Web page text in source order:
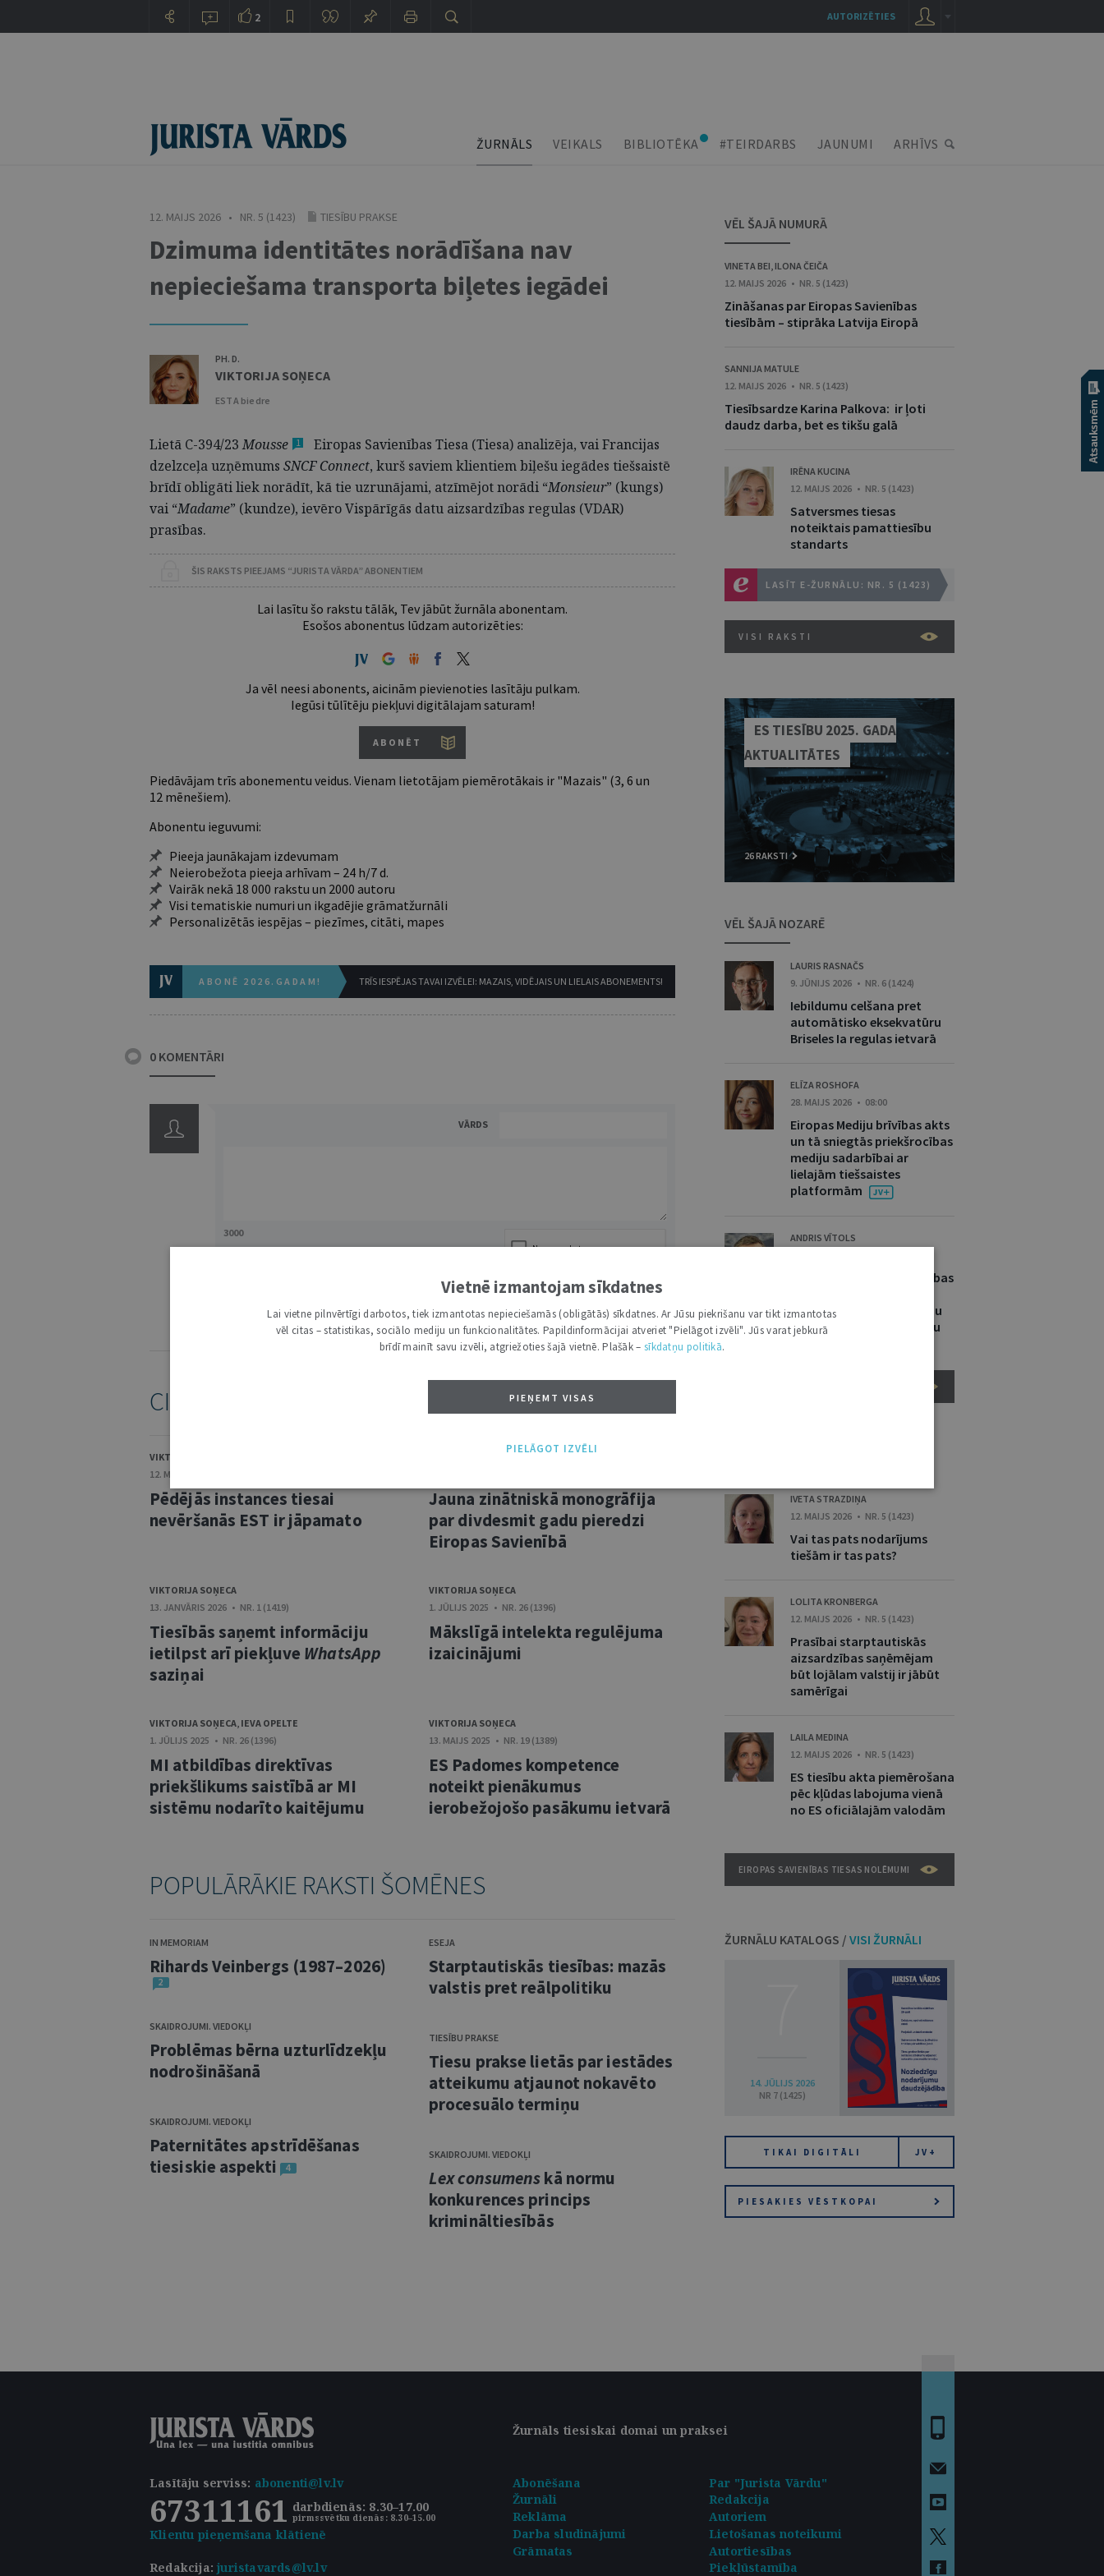
ŽURNĀLS VEIKALS BIBLIOTĒKA #TEIRDARBS JAUNUMI ARHĪVS
12. MAIJS 2026 • NR. 5 (1423) TIESĪBU PRAKSE
Dzimuma identitātes norādīšana nav
nepieciešama transporta biļetes iegādei
PH. D.
VIKTORIJA SOŅECA
ESTA biedre
Lietā C-394/23Mousse 1
Eiropas Savienības Tiesa (Tiesa) analizēja, vai Francijas
dzelzceļa uzņēmums SNCF Connect, kurš saviem klientiem biļešu iegādes tiešsaistē
brīdī obligāti liek norādīt, kā tie uzrunājami, atzīmējot norādi “Mon­sieur” (kungs)
vai “Madame” (kundze), ievēro Vispārīgās datu aizsardzības regulas (VDAR)
prasības.
ŠIS RAKSTS PIEEJAMS “JURISTA VĀRDA” ABONENTIEM
Lai lasītu šo rakstu tālāk, Tev jābūt žurnāla abonentam.
Esošos abonentus lūdzam autorizēties:
Ja vēl neesi abonents, aicinām pievienoties lasītāju pulkam.
Iegūsi tūlītēju piekļuvi digitālajam saturam!
ABONĒT
Piedāvājam trīs abonementu veidus. Vienam lietotājam piemērotākais ir "Mazais" (3, 6 un
12 mēnešiem).
Abonentu ieguvumi:
Pieeja jaunākajam izdevumam
Neierobežota pieeja arhīvam – 24 h/7 d.
Vairāk nekā 18 000 rakstu un 2000 autoru
Visi tematiskie numuri un ikgadējie grāmatžurnāli
Personalizētās iespējas – piezīmes, citāti, mapes
ABONĒ 2026.GADAM! TRĪS IESPĒJAS TAVAI IZVĒLEI: MAZAIS, VIDĒJAIS UN LIELAIS ABONEMENTS!
0 KOMENTĀRI
VĀRDS
3000
PIEVIENOT
KOMENTĒŠANAS NOTEIKUMI
CITI ŠĪ AUTORA RAKSTI /
VIKTORIJA SOŅECA
12. MAIJS 2026 • NR. 5 (1423)
Pēdējās instances tiesai
nevēršanās EST ir jāpamato
Jauna zinātniskā monogrāfija
par divdesmit gadu pieredzi
Eiropas Savienībā
VIKTORIJA SOŅECA
13. JANVĀRIS 2026 • NR. 1 (1419)
Tiesībās saņemt informāciju
ietilpst arī piekļuve WhatsApp
saziņai
VIKTORIJA SOŅECA
1. JŪLIJS 2025 • NR. 26 (1396)
Mākslīgā intelekta regulējuma
izaicinājumi
VIKTORIJA SOŅECA, IEVA OPELTE
1. JŪLIJS 2025 • NR. 26 (1396)
MI atbildības direktīvas
priekšlikums saistībā ar MI
sistēmu nodarīto kaitējumu
VIKTORIJA SOŅECA
13. MAIJS 2025 • NR. 19 (1389)
ES Padomes kompetence
noteikt pienākumus
ierobežojošo pasākumu ietvarā
POPULĀRĀKIE RAKSTI ŠOMĒNES
IN MEMORIAM
Rihards Veinbergs (1987–2026)
2
SKAIDROJUMI. VIEDOKĻI
Problēmas bērna uzturlīdzekļu
nodrošināšanā
SKAIDROJUMI. VIEDOKĻI
Paternitātes apstrīdēšanas
tiesiskie aspekti
4
ESEJA
Starptautiskās tiesības: mazās
valstis pret reālpolitiku
TIESĪBU PRAKSE
Tiesu prakse lietās par iestādes
atteikumu atjaunot nokavēto
procesuālo termiņu
SKAIDROJUMI. VIEDOKĻI
Lex consumenskā normu
konkurences princips
krimināltiesībās
VĒL ŠAJĀ NUMURĀ
VINETA BEI,ILONA ČEIČA
12. MAIJS 2026 • NR. 5 (1423)
Zināšanas par Eiropas Savienības
tiesībām – stiprāka Latvija Eiropā
SANNIJA MATULE
12. MAIJS 2026 • NR. 5 (1423)
Tiesībsardze Karina Palkova: ir ļoti
daudz darba, bet es tikšu galā
IRĒNA KUCINA
12. MAIJS 2026 • NR. 5 (1423)
Satversmes tiesas
noteiktais pamattiesību
standarts
LASĪT E-ŽURNĀLU: NR. 5 (1423)
VISI RAKSTI
ES TIESĪBU 2025. GADA
AKTUALITĀTES
26 RAKSTI
VĒL ŠAJĀ NOZARĒ
LAURIS RASNAČS
9. JŪNIJS 2026 • NR. 6 (1424)
Iebildumu celšana pret
automātisko eksekvatūru
Briseles Ia regulas ietvarā
ELĪZA ROSHOFA
28. MAIJS 2026 • 08:00
Eiropas Mediju brīvības akts
un tā sniegtās priekšrocības
mediju sadarbībai ar
lielajām tiešsaistes
platformām
ANDRIS VĪTOLS
Starptautiskās aizsardzības
tiesības apstrīdēt lēmumu
par trešās valsts drošumu
IVETA STRAZDIŅA
12. MAIJS 2026 • NR. 5 (1423)
Vai tas pats nodarījums
tiešām ir tas pats?
LOLITA KRONBERGA
12. MAIJS 2026 • NR. 5 (1423)
Prasībai starptautiskās
aizsardzības saņēmējam
būt lojālam valstij ir jābūt
samērīgai
LAILA MEDINA
12. MAIJS 2026 • NR. 5 (1423)
ES tiesību akta piemērošana
pēc kļūdas labojuma vienā
no ES oficiālajām valodām
EIROPAS SAVIENĪBAS TIESAS NOLĒMUMI
ŽURNĀLU KATALOGS / VISI ŽURNĀLI
14. JŪLIJS 2026
NR 7 (1425)
TIKAI DIGITĀLI JV+
PIESAKIES VĒSTKOPAI
Žurnāls tiesiskai domai un praksei
Lasītāju serviss: abonenti@lv.lv
67311161 darbdienās: 8.30–17.00
pirmssvētku dienās: 8.30–15.00
Klientu pieņemšana klātienē
Abonēšana
Par "Jurista Vārdu"
Žurnāli
Redakcija
Reklāma
Autoriem
Darba sludinājumi
Lietošanas noteikumi
Redakcija:juristavards@lv.lv
Grāmatas
Autortiesības
Piekļūstamība
2 AUTORIZĒTIES
Vietnē izmantojam sīkdatnes
Lai vietne pilnvērtīgi darbotos, tiek izmantotas nepieciešamās (obligātās) sīkdatnes. Ar Jūsu piekrišanu var tikt izmantotas
vēl citas – statistikas, sociālo mediju un funkcionalitātes. Papildinformācijai atveriet "Pielāgot izvēli". Jūs varat jebkurā
brīdī mainīt savu izvēli, atgriežoties šajā vietnē. Plašāk – sīkdatņu politikā.
PIEŅEMT VISAS
PIELĀGOT IZVĒLI